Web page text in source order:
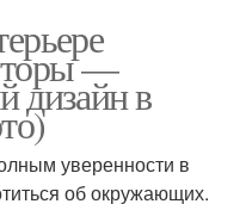
—
дизайн в
уверенности в
об окружающих.